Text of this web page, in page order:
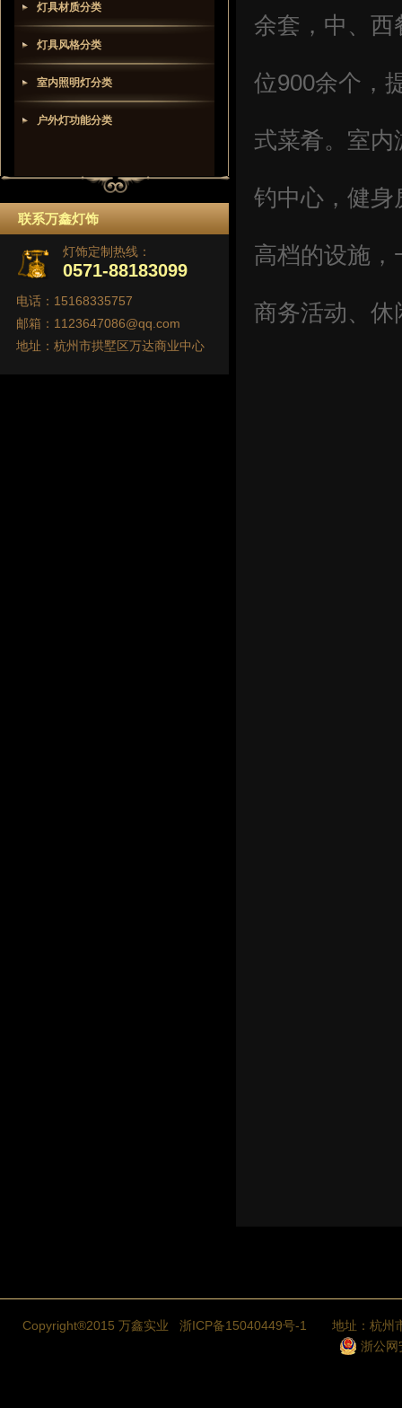
灯具材质分类
灯具风格分类
室内照明灯分类
户外灯功能分类
联系万鑫灯饰
灯饰定制热线：
0571-88183099
电话：15168335757
邮箱：1123647086@qq.com
地址：杭州市拱墅区万达商业中心
余套，中、
位900余个，
式菜肴。室
钓中心，健身
高档的设施
商务活动、休
Copyright®2015 万鑫实业 浙ICP备15040449号-1
地址：杭州
浙公